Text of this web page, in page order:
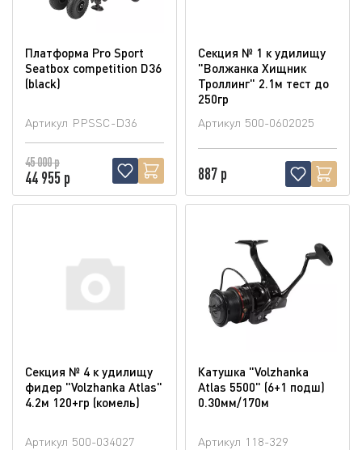
Платформа Pro Sport
Seatbox competition D36
(blaсk)
Артикул PPSSC-D36
45 000 р
44 955 р
Секция № 1 к удилищу
"Волжанка Хищник
Троллинг" 2.1м тест до
250гр
Артикул 500-0602025
887 р
Секция № 4 к удилищу
фидер "Volzhanka Atlas"
4.2м 120+гр (комель)
Артикул 500-034027
Катушка "Volzhanka
Atlas 5500" (6+1 подш)
0.30мм/170м
Артикул 118-329